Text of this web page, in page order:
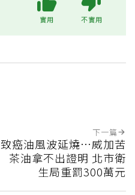
實用 不實用
下一篇
致癌油風波延燒…威加苦
茶油拿不出證明 北市衛
生局重罰300萬元